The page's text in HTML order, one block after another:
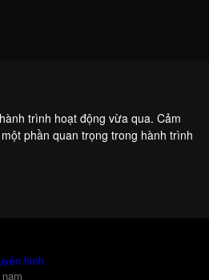
trình hoạt động vừa qua. Cảm
phần quan trọng trong hành trình